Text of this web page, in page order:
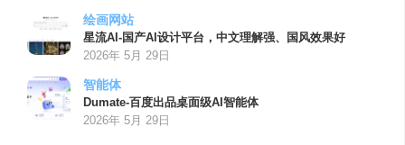
绘画网站
星流AI-国产AI设计平台，中文理解强、国风效果好
2026年 5月 29日
智能体
Dumate-百度出品桌面级AI智能体
2026年 5月 29日